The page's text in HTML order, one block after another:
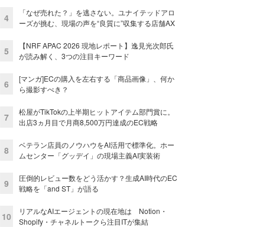
4
「なぜ売れた？」を逃さない。ユナイテッドアロ
ーズが挑む、現場の声を“良質に”収集する店舗AX
5
【NRF APAC 2026 現地レポート】逸見光次郎氏
が読み解く、3つの注目キーワード
6
[マンガ]ECの購入を左右する「商品画像」、何か
ら撮影すべき？
7
松屋がTikTokの上半期ヒットアイテム部門賞に。
出店3ヵ月目で月商8,500万円達成のEC戦略
8
ベテラン店員のノウハウをAI活用で標準化。ホー
ムセンター「グッデイ」の現場主義AI実装術
9
圧倒的レビュー数をどう活かす？生成AI時代のEC
戦略を「and ST」が語る
10
リアルなAIエージェントの現在地は Notion・
Shopify・チャネルトークら注目ITが集結